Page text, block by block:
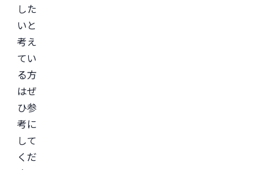
した
いと
考え
てい
る方
はぜ
ひ参
考に
して
くだ